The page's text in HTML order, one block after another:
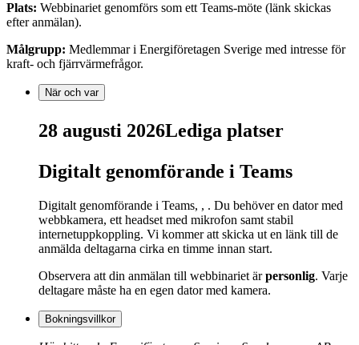
Plats: Webbinariet genomförs som ett Teams-möte (länk skickas
efter anmälan).
Målgrupp: Medlemmar i Energiföretagen Sverige med intresse för
kraft- och fjärrvärmefrågor.
När och var
28 augusti 2026Lediga platser
Digitalt genomförande i Teams
Digitalt genomförande i Teams, , . Du behöver en dator med
webbkamera, ett headset med mikrofon samt stabil
internetuppkoppling. Vi kommer att skicka ut en länk till de
anmälda deltagarna cirka en timme innan start.
Observera att din anmälan till webbinariet ärpersonlig. Varje
deltagare måste ha en egen dator med kamera.
Bokningsvillkor